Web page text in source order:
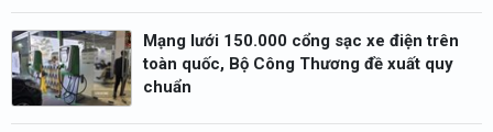
Mạng lưới 150.000 cổng sạc xe điện trên
toàn quốc, Bộ Công Thương đề xuất quy
chuẩn